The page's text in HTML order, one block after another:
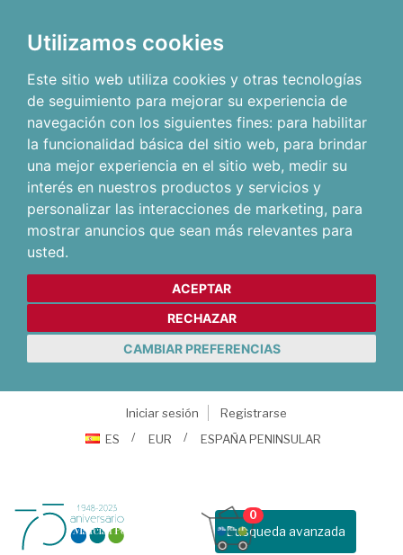
Utilizamos cookies
Este sitio web utiliza cookies y otras tecnologías
de seguimiento para mejorar su experiencia de
navegación con los siguientes fines: para habilitar
la funcionalidad básica del sitio web, para brindar
una mejor experiencia en el sitio web, medir su
interés en nuestros productos y servicios y
personalizar las interacciones de marketing, para
mostrar anuncios que sean más relevantes para
usted.
ACEPTAR
RECHAZAR
CAMBIAR PREFERENCIAS
Iniciar sesión
Registrarse
ES
EUR ESPAÑA PENINSULAR
Busqueda avanzada
0